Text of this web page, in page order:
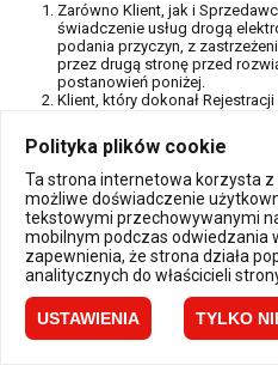
Zarówno Klient, jak i
świadczenie usług drogą
podania przyczyn, z
przez drugą stronę przed
postanowień poniżej.
Klient, który dokonał
stosownego oświadczenia
komunikacji na odległość,
Sprzedawcy z oświadczeniem
Sprzedawca wypowiada
elektroniczną poprzez
oświadczenia woli na adres
Klienta podczas Rejestracji.
§ 15
Polityka plików cookie
Ta strona internetowa korzysta
możliwe doświadczenie
tekstowymi przechowywanymi
mobilnym podczas odwiedzania
zapewnienia, że strona działa
analitycznych do właścicieli
USTAWIENIA TYLKO